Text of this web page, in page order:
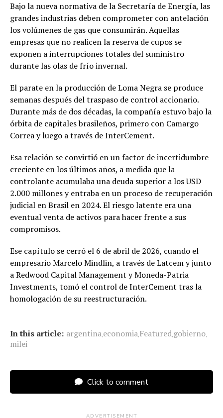
Bajo la nueva normativa de la Secretaría de Energía, las
grandes industrias deben comprometer con antelación
los volúmenes de gas que consumirán. Aquellas
empresas que no realicen la reserva de cupos se
exponen a interrupciones totales del suministro
durante las olas de frío invernal.
El parate en la producción de Loma Negra se produce
semanas después del traspaso de control accionario.
Durante más de dos décadas, la compañía estuvo bajo la
órbita de capitales brasileños, primero con Camargo
Correa y luego a través de InterCement.
Esa relación se convirtió en un factor de incertidumbre
creciente en los últimos años, a medida que la
controlante acumulaba una deuda superior a los USD
2.000 millones y entraba en un proceso de recuperación
judicial en Brasil en 2024. El riesgo latente era una
eventual venta de activos para hacer frente a sus
compromisos.
Ese capítulo se cerró el 6 de abril de 2026, cuando el
empresario Marcelo Mindlin, a través de Latcem y junto
a Redwood Capital Management y Moneda-Patria
Investments, tomó el control de InterCement tras la
homologación de su reestructuración.
In this article: argentina,economia,Featured,gobierno,
milei
Click to comment
ADVERTISEMENT